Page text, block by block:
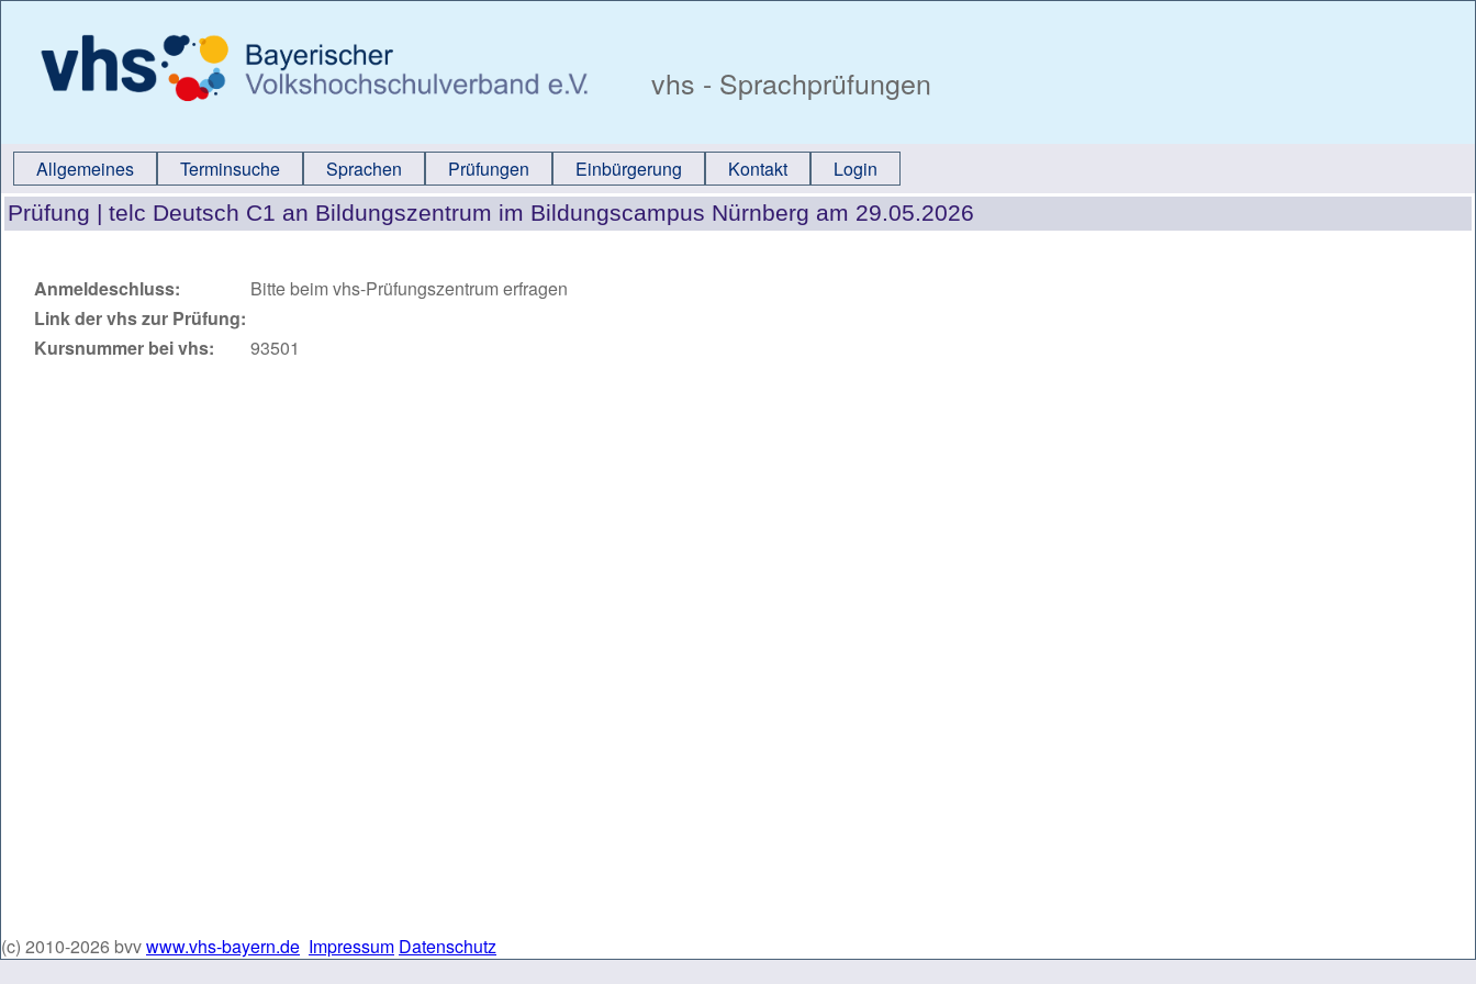
vhs - Sprachprüfungen
Allgemeines Terminsuche Sprachen Prüfungen Einbürgerung Kontakt Login
Prüfung | telc Deutsch C1 an Bildungszentrum im Bildungscampus Nürnberg am 29.05.2026
Anmeldeschluss:
Bitte beim vhs-Prüfungszentrum erfragen
Link der vhs zur Prüfung:
Kursnummer bei vhs:
93501
(c) 2010-2026 bvvwww.vhs-bayern.de Impressum Datenschutz